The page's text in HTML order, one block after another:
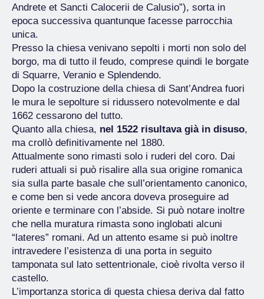
Andrete et Sancti Calocerii de Calusio”), sorta in
epoca successiva quantunque facesse parrocchia
unica.
Presso la chiesa venivano sepolti i morti non solo del
borgo, ma di tutto il feudo, comprese quindi le borgate
di Squarre, Veranio e Splendendo.
Dopo la costruzione della chiesa di Sant’Andrea fuori
le mura le sepolture si ridussero notevolmente e dal
1662 cessarono del tutto.
Quanto alla chiesa, nel 1522 risultava già in disuso,
ma crollò definitivamente nel 1880.
Attualmente sono rimasti solo i ruderi del coro. Dai
ruderi attuali si può risalire alla sua origine romanica
sia sulla parte basale che sull’orientamento canonico,
e come ben si vede ancora doveva proseguire ad
oriente e terminare con l’abside. Si può notare inoltre
che nella muratura rimasta sono inglobati alcuni
“lateres” romani. Ad un attento esame si può inoltre
intravedere l’esistenza di una porta in seguito
tamponata sul lato settentrionale, cioè rivolta verso il
castello.
L’importanza storica di questa chiesa deriva dal fatto